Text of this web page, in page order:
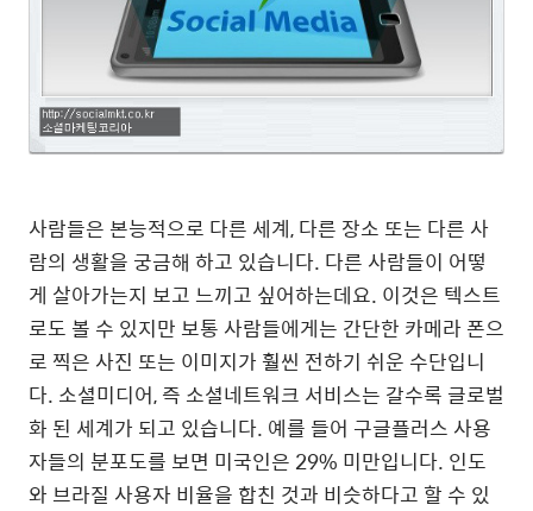
사람들은 본능적으로 다른 세계, 다른 장소 또는 다른 사
람의 생활을 궁금해 하고 있습니다. 다른 사람들이 어떻
게 살아가는지 보고 느끼고 싶어하는데요. 이것은 텍스트
로도 볼 수 있지만 보통 사람들에게는 간단한 카메라 폰으
로 찍은 사진 또는 이미지가 훨씬 전하기 쉬운 수단입니
다. 소셜미디어, 즉 소셜네트워크 서비스는 갈수록 글로벌
화 된 세계가 되고 있습니다. 예를 들어 구글플러스 사용
자들의 분포도를 보면 미국인은 29% 미만입니다. 인도
와 브라질 사용자 비율을 합친 것과 비슷하다고 할 수 있